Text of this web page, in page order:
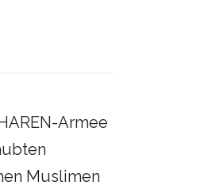
Armee
Muslimen